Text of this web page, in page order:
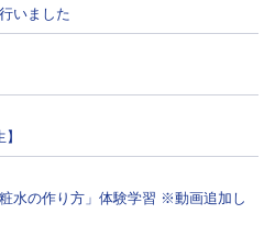
いました
水の作り方」体験学習 ※動画追加し